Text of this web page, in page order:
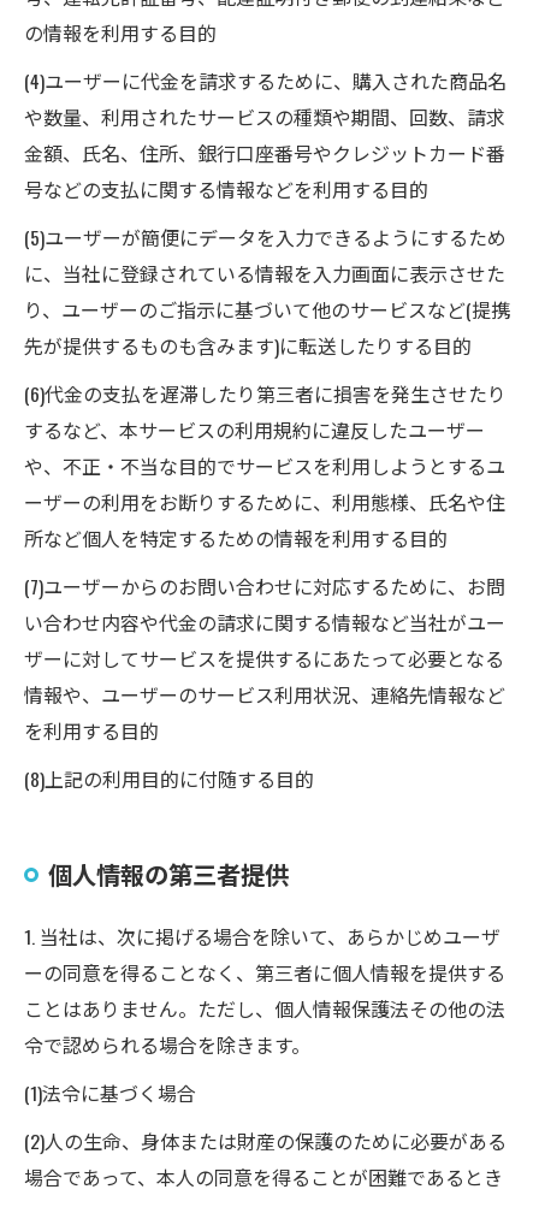
の情報を利用する目的
(4)ユーザーに代金を請求するために、購入された商品名
や数量、利用されたサービスの種類や期間、回数、請求
金額、氏名、住所、銀行口座番号やクレジットカード番
号などの支払に関する情報などを利用する目的
(5)ユーザーが簡便にデータを入力できるようにするため
に、当社に登録されている情報を入力画面に表示させた
り、ユーザーのご指示に基づいて他のサービスなど(提携
先が提供するものも含みます)に転送したりする目的
(6)代金の支払を遅滞したり第三者に損害を発生させたり
するなど、本サービスの利用規約に違反したユーザー
や、不正・不当な目的でサービスを利用しようとするユ
ーザーの利用をお断りするために、利用態様、氏名や住
所など個人を特定するための情報を利用する目的
(7)ユーザーからのお問い合わせに対応するために、お問
い合わせ内容や代金の請求に関する情報など当社がユー
ザーに対してサービスを提供するにあたって必要となる
情報や、ユーザーのサービス利用状況、連絡先情報など
を利用する目的
(8)上記の利用目的に付随する目的
個人情報の第三者提供
1. 当社は、次に掲げる場合を除いて、あらかじめユーザ
ーの同意を得ることなく、第三者に個人情報を提供する
ことはありません。ただし、個人情報保護法その他の法
令で認められる場合を除きます。
(1)法令に基づく場合
(2)人の生命、身体または財産の保護のために必要がある
場合であって、本人の同意を得ることが困難であるとき